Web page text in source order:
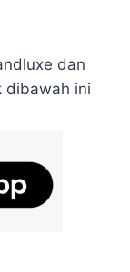
dan
dibawah ini